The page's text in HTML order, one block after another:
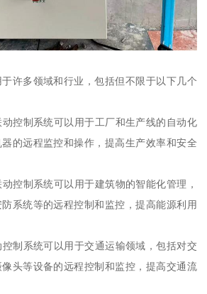
许多领域和行业，包括但不限于以下几个
控制系统可以用于工厂和生产线的自动化
的远程监控和操作，提高生产效率和安全
控制系统可以用于建筑物的智能化管理，
系统等的远程控制和监控，提高能源利用
制系统可以用于交通运输领域，包括对交
头等设备的远程控制和监控，提高交通流